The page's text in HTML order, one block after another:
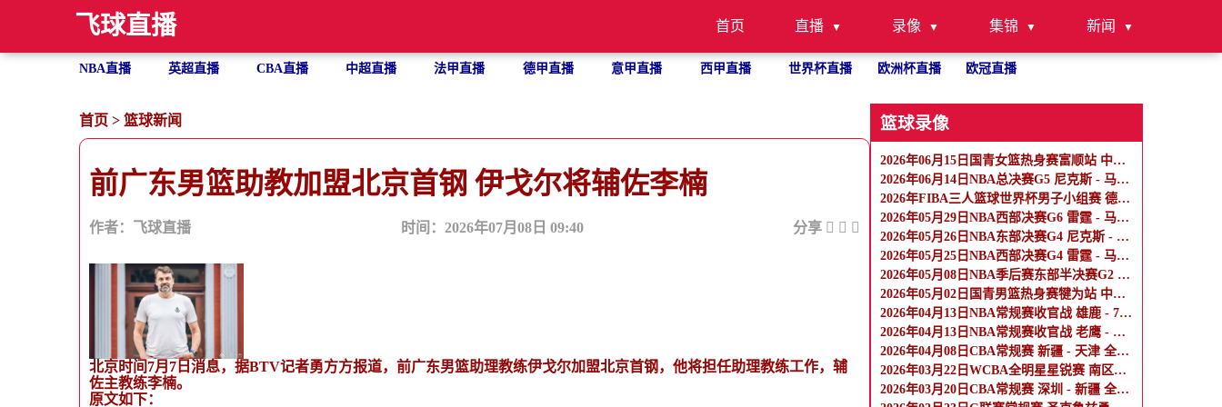
飞球直播 首页 直播 录像 集锦 新闻
NBA直播 英超直播 CBA直播 中超直播 法甲直播 德甲直播 意甲直播 西甲直播 世界杯直播 欧洲杯直播 欧冠直播
首页 > 篮球新闻
前广东男篮助教加盟北京首钢 伊戈尔将辅佐李楠
作者：飞球直播 时间：2026年07月08日 09:40 分享
北京时间7月7日消息，据BTV记者勇方方报道，前广东男篮助理教练伊戈尔加盟北京首钢，他将担任助理教练工作，辅
佐主教练李楠。
原文如下：
篮球录像
2026年06月15日国青女篮热身赛富顺站 中国U17女篮 - 伏伊伏丁那女篮 全场录像
2026年06月14日NBA总决赛G5 尼克斯 - 马刺 全场录像
2026年FIBA三人篮球世界杯男子小组赛 德国三人篮球队 - 中国三人篮球队 全场录像
2026年05月29日NBA西部决赛G6 雷霆 - 马刺 全场录像
2026年05月26日NBA东部决赛G4 尼克斯 - 骑士 全场录像
2026年05月25日NBA西部决赛G4 雷霆 - 马刺 全场录像
2026年05月08日NBA季后赛东部半决赛G2 骑士 - 活塞 全场录像
2026年05月02日国青男篮热身赛犍为站 中国U17男篮 - 阿尔法学院 全场录像
2026年04月13日NBA常规赛收官战 雄鹿 - 76人 全场录像
2026年04月13日NBA常规赛收官战 老鹰 - 热火 全场录像
2026年04月08日CBA常规赛 新疆 - 天津 全场录像
2026年03月22日WCBA全明星星锐赛 南区星锐队 - 北区星锐队 全场录像
2026年03月20日CBA常规赛 深圳 - 新疆 全场录像